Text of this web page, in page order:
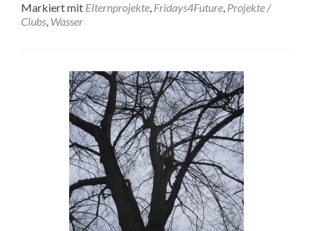
Markiert mit Elternprojekte, Fridays4Future, Projekte /
Clubs, Wasser